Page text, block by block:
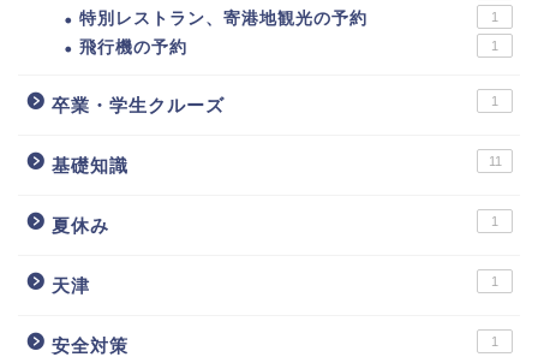
特別レストラン、寄港地観光の予約 1
飛行機の予約 1
卒業・学生クルーズ 1
基礎知識 11
夏休み 1
天津 1
安全対策 1